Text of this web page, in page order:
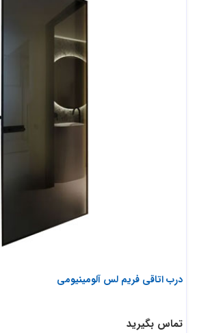
درب اتاقی فریم لس آلومینیومی
تماس بگیرید